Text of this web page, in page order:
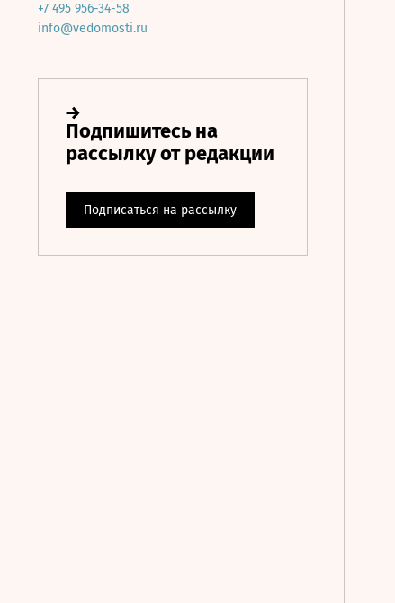
+7 495 956-34-58
info@vedomosti.ru